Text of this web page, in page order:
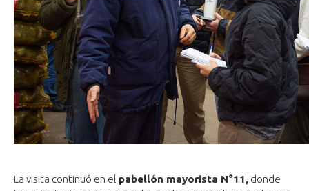
La visita continuó en el pabellón mayorista N°11, donde